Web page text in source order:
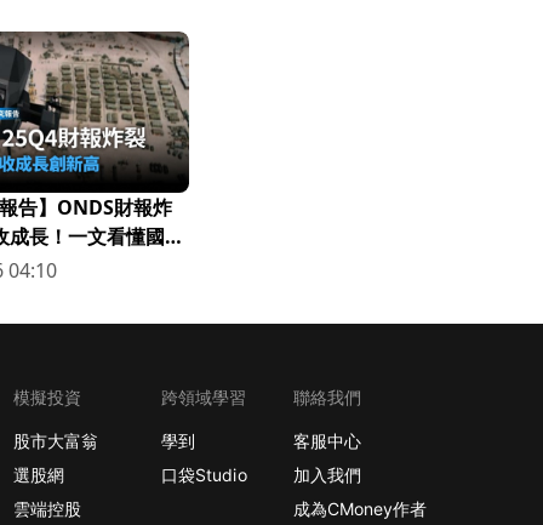
告】ONDS財報炸
成長！一文看懂國防
04:10
模擬投資
股市大富翁
選股網
雲端控股
跨領域學習
學到
口袋Studio
聯絡我們
客服中心
加入我們
成為CMoney作者